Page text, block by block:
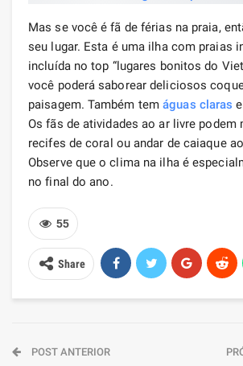
Mas se você é fã de férias na praia,
seu lugar. Esta é uma ilha com praias
incluída no top “lugares bonitos do
você poderá saborear deliciosos
paisagem. Também temáguas claras
Os fãs de atividades ao ar livre podem
recifes de coral ou andar de caiaque
Observe que o clima na ilha é
no final do ano.
55
Share
POST ANTERIOR